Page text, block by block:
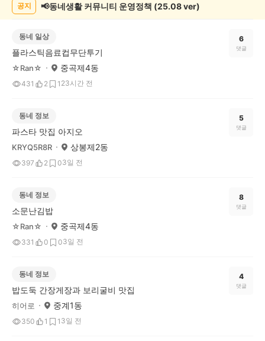
록
공지 📢동네생활 커뮤니티 운영정책 (25.08 ver)
동네 일상
플라스틱음료컵무단투기
☆Ran☆ 중곡제4동
431 2 1 23시간 전
6
댓글
동네 정보
파스타 맛집 아지오
KRYQ5R8R 상봉제2동
397 2 03일 전
5
댓글
동네 정보
소문난김밥
☆Ran☆ 중곡제4동
331 0 03일 전
8
댓글
동네 정보
밥도둑 간장게장과 보리굴비 맛집
히어로 중계1동
350 1 1 3일 전
4
댓글